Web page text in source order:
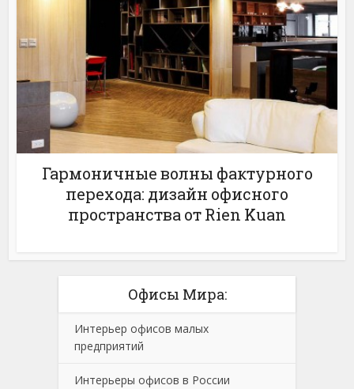
Гармоничные волны фактурного
перехода: дизайн офисного
пространства от Rien Kuan
Офисы Мира:
Интерьер офисов малых
предприятий
Интерьеры офисов в России